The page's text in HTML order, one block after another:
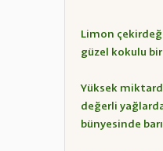
Limon
güzel kokulu
Yüksek
değerli
bünyesinde